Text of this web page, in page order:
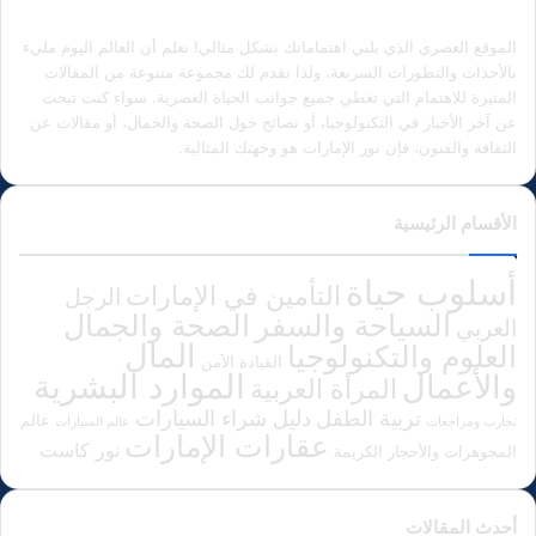
الموقع العصري الذي يلبي اهتماماتك بشكل مثالي! نعلم أن العالم اليوم مليء
بالأحداث والتطورات السريعة، ولذا نقدم لك مجموعة متنوعة من المقالات
المثيرة للاهتمام التي تغطي جميع جوانب الحياة العصرية. سواء كنت تبحث
عن آخر الأخبار في التكنولوجيا، أو نصائح حول الصحة والجمال، أو مقالات عن
الثقافة والفنون، فإن نور الإمارات هو وجهتك المثالية.
الأقسام الرئيسية
أسلوب حياة التأمين في الإمارات
الرجل
العربي السياحة والسفر الصحة والجمال
العلوم والتكنولوجيا
القيادة الآمن المال
والأعمال المرأة العربية الموارد البشرية
تجارب ومراجعات تربية الطفل دليل شراء السيارات عالم السيارات عالم
المجوهرات والأحجار الكريمة عقارات الإمارات نور كاست
أحدث المقالات